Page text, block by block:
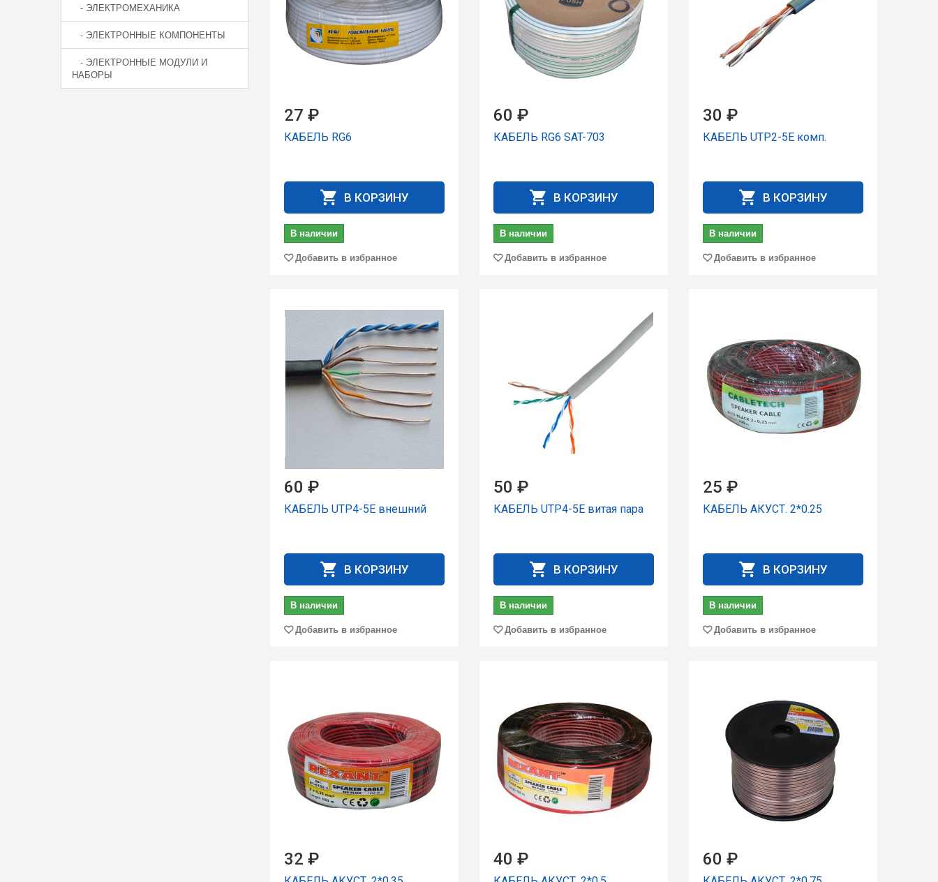
- ЭЛЕКТРОМЕХАНИКА
- ЭЛЕКТРОННЫЕ КОМПОНЕНТЫ
- ЭЛЕКТРОННЫЕ МОДУЛИ И
НАБОРЫ
27 ₽
КАБЕЛЬ RG6
В КОРЗИНУ
В наличии
Добавить в избранное
60 ₽
КАБЕЛЬ RG6 SAT-703
В КОРЗИНУ
В наличии
Добавить в избранное
30 ₽
КАБЕЛЬ UTP2-5E комп.
В КОРЗИНУ
В наличии
Добавить в избранное
60 ₽
КАБЕЛЬ UTP4-5E внешний
В КОРЗИНУ
В наличии
Добавить в избранное
50 ₽
КАБЕЛЬ UTP4-5Е витая паpа
В КОРЗИНУ
В наличии
Добавить в избранное
25 ₽
КАБЕЛЬ АКУСТ. 2*0.25
В КОРЗИНУ
В наличии
Добавить в избранное
32 ₽ 40 ₽ 60 ₽